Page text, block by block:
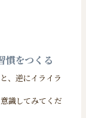
慣をつくる
、逆にイライラ
識してみてくだ